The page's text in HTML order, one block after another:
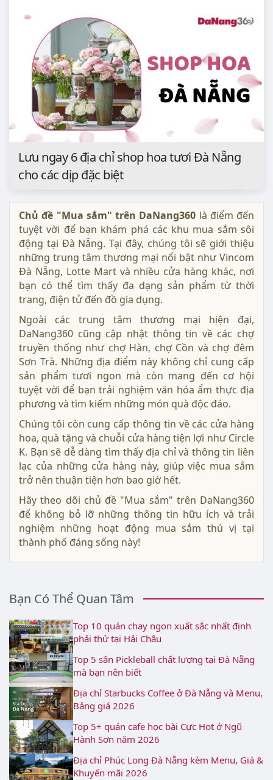
Lưu ngay 6 địa chỉ shop hoa tươi Đà Nẵng
cho các dịp đặc biệt
Chủ đề "Mua sắm" trên DaNang360 là điểm đến
tuyệt vời để bạn khám phá các khu mua sắm sôi
động tại Đà Nẵng. Tại đây, chúng tôi sẽ giới thiệu
những trung tâm thương mại nổi bật như Vincom
Đà Nẵng, Lotte Mart và nhiều cửa hàng khác, nơi
bạn có thể tìm thấy đa dạng sản phẩm từ thời
trang, điện tử đến đồ gia dụng.
Ngoài các trung tâm thương mại hiện đại,
DaNang360 cũng cập nhật thông tin về các chợ
truyền thống như chợ Hàn, chợ Cồn và chợ đêm
Sơn Trà. Những địa điểm này không chỉ cung cấp
sản phẩm tươi ngon mà còn mang đến cơ hội
tuyệt vời để bạn trải nghiệm văn hóa ẩm thực địa
phương và tìm kiếm những món quà độc đáo.
Chúng tôi còn cung cấp thông tin về các cửa hàng
hoa, quà tặng và chuỗi cửa hàng tiện lợi như Circle
K. Bạn sẽ dễ dàng tìm thấy địa chỉ và thông tin liên
lạc của những cửa hàng này, giúp việc mua sắm
trở nên thuận tiện hơn bao giờ hết.
Hãy theo dõi chủ đề "Mua sắm" trên DaNang360
để không bỏ lỡ những thông tin hữu ích và trải
nghiệm những hoạt động mua sắm thú vị tại
thành phố đáng sống này!
Bạn Có Thể Quan Tâm
Top 10 quán chay ngon xuất sắc nhất định
phải thử tại Hải Châu
Top 5 sân Pickleball chất lượng tại Đà Nẵng
mà bạn nên biết
Địa chỉ Starbucks Coffee ở Đà Nẵng và Menu,
Bảng giá 2026
Top 5+ quán cafe học bài Cực Hot ở Ngũ
Hành Sơn năm 2026
Địa chỉ Phúc Long Đà Nẵng kèm Menu, Giá &
Khuyến mãi 2026